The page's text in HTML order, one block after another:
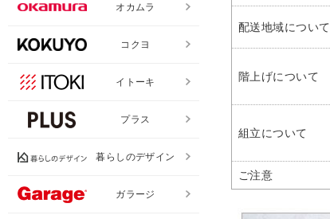
配送地域について
階上げについて
組立について
ご注意
オカムラ
コクヨ
イトーキ
プラス
暮らしのデザイン
ガラージ